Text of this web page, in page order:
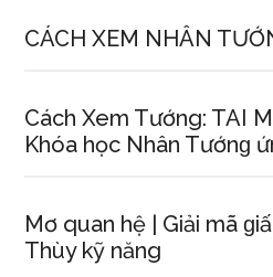
CÁCH XEM NHÂN
Cách Xem Tướng: TAI
Khóa học Nhân Tướnɡ
Mơ quan hệ | Giải mã
Thùy kỹ năng